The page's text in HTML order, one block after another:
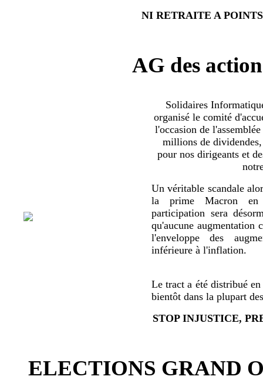
NI RETRAITE A
AG des
Solidaires
organisé le comité
l'occasion de
millions de
pour nos dirigeants et
Un véritable scandale
la prime Macron
participation sera
qu'aucune augmentation
l'enveloppe des
inférieure à l'inflation.
Le tract a été distribué en
bientôt dans la plupart
STOP INJUSTICE,
ELECTIONS GRAND